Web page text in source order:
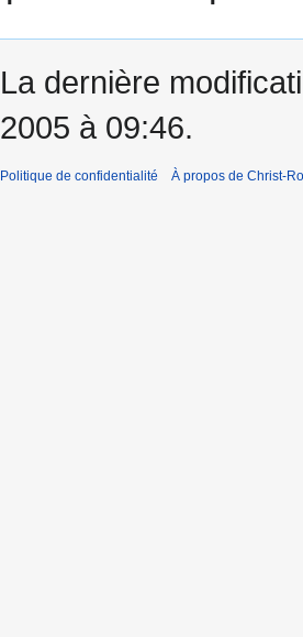
La dernière
2005 à 09:46.
Politique de confidentialité À propos de Christ-